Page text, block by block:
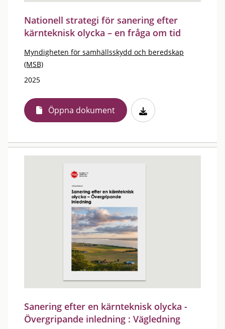
Nationell strategi för sanering efter
kärnteknisk olycka – en fråga om tid
Myndigheten för samhällsskydd och beredskap
(MSB)
2025
Öppna dokument
Sanering efter en kärnteknisk olycka -
Övergripande inledning : Vägledning